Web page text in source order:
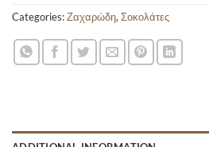
Categories:Ζαχαρώδη, Σοκολάτες